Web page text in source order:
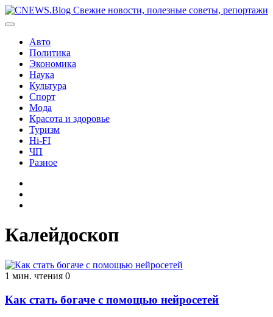
Перейти
к
Авто
Политика
Экономика
Наука
Культура
Спорт
Мода
Красота и здоровье
Туризм
Hi-FI
ЧП
Разное
Калейдоскоп
1 мин. чтения 0
Как стать богаче с помощью нейросетей